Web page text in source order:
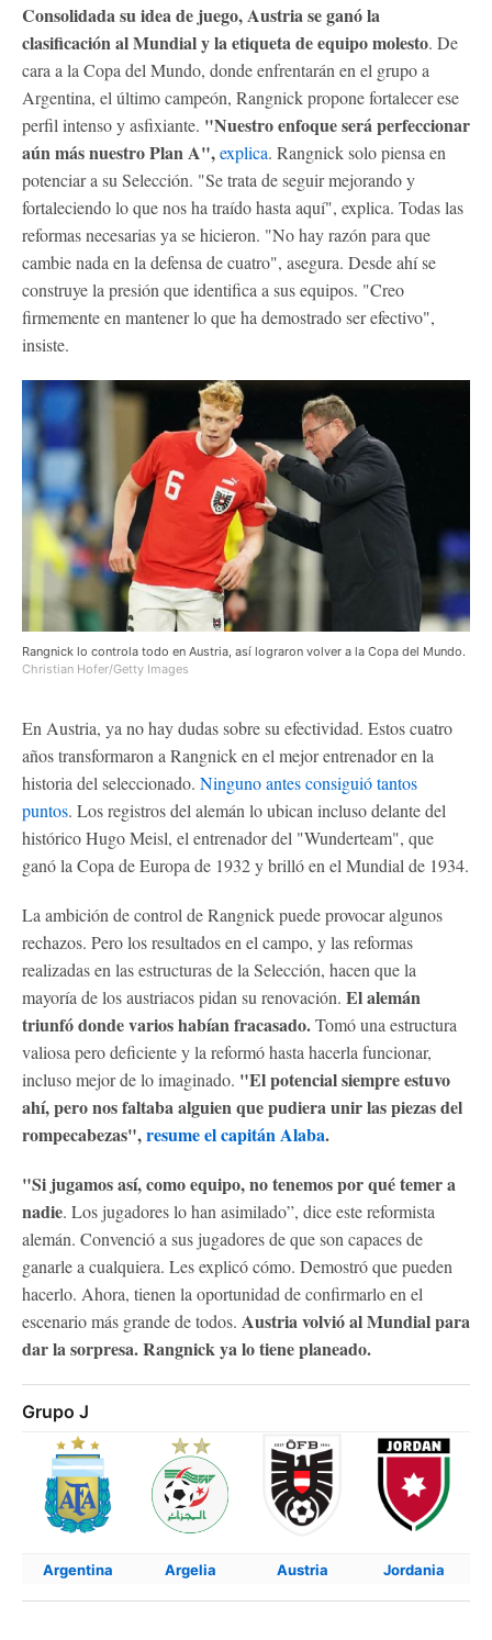
Consolidada su idea de juego, Austria se ganó la
clasificación al Mundial y la etiqueta de equipo molesto. De
cara a la Copa del Mundo, donde enfrentarán en el grupo a
Argentina, el último campeón, Rangnick propone fortalecer ese
perfil intenso y asfixiante. "Nuestro enfoque será perfeccionar
aún más nuestro Plan A",explica. Rangnick solo piensa en
potenciar a su Selección. "Se trata de seguir mejorando y
fortaleciendo lo que nos ha traído hasta aquí", explica. Todas las
reformas necesarias ya se hicieron. "No hay razón para que
cambie nada en la defensa de cuatro", asegura. Desde ahí se
construye la presión que identifica a sus equipos. "Creo
firmemente en mantener lo que ha demostrado ser efectivo",
insiste.
Rangnick lo controla todo en Austria, así lograron volver a la Copa del Mundo.
Christian Hofer/Getty Images
En Austria, ya no hay dudas sobre su efectividad. Estos cuatro
años transformaron a Rangnick en el mejor entrenador en la
historia del seleccionado. Ninguno antes consiguió tantos
puntos. Los registros del alemán lo ubican incluso delante del
histórico Hugo Meisl, el entrenador del "Wunderteam", que
ganó la Copa de Europa de 1932 y brilló en el Mundial de 1934.
La ambición de control de Rangnick puede provocar algunos
rechazos. Pero los resultados en el campo, y las reformas
realizadas en las estructuras de la Selección, hacen que la
mayoría de los austriacos pidan su renovación. El alemán
triunfó donde varios habían fracasado.Tomó una estructura
valiosa pero deficiente y la reformó hasta hacerla funcionar,
incluso mejor de lo imaginado. "El potencial siempre estuvo
ahí, pero nos faltaba alguien que pudiera unir las piezas del
rompecabezas",resume el capitán Alaba.
"Si jugamos así, como equipo, no tenemos por qué temer a
nadie. Los jugadores lo han asimilado”, dice este reformista
alemán. Convenció a sus jugadores de que son capaces de
ganarle a cualquiera. Les explicó cómo. Demostró que pueden
hacerlo. Ahora, tienen la oportunidad de confirmarlo en el
escenario más grande de todos. Austria volvió al Mundial para
dar la sorpresa. Rangnick ya lo tiene planeado.
Grupo J
Argentina Argelia Austria Jordania